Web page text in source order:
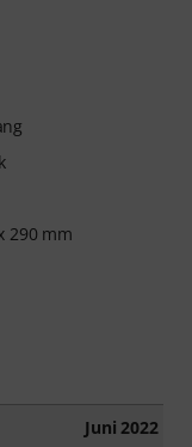
290 mm
Juni 2022